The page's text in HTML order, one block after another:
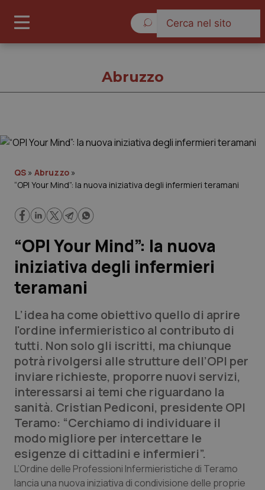
Cronache
Lavoro e Professioni
Scienza e Farmaci
Studi e Analisi
Lettere al direttore
Edizioni Regionali
QS Pro
Professionisti Sanitari.AI
Abruzzo
QS Pro Gold
Abruzzo
QS » Abruzzo »
“OPI Your Mind”: la nuova iniziativa degli infermieri teramani
“OPI Your Mind”: la nuova
iniziativa degli infermieri
teramani
L’idea ha come obiettivo quello di aprire
l'ordine infermieristico al contributo di
tutti. Non solo gli iscritti, ma chiunque
potrà rivolgersi alle strutture dell’OPI per
inviare richieste, proporre nuovi servizi,
interessarsi ai temi che riguardano la
sanità. Cristian Pediconi, presidente OPI
Teramo: “Cerchiamo di individuare il
modo migliore per intercettare le
esigenze di cittadini e infermieri”.
L’Ordine delle Professioni Infermieristiche di Teramo
lancia una nuova iniziativa di condivisione delle proprie